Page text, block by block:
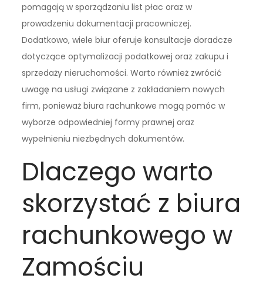
pomagają w sporządzaniu list płac oraz w
prowadzeniu dokumentacji pracowniczej.
Dodatkowo, wiele biur oferuje konsultacje doradcze
dotyczące optymalizacji podatkowej oraz zakupu i
sprzedaży nieruchomości. Warto również zwrócić
uwagę na usługi związane z zakładaniem nowych
firm, ponieważ biura rachunkowe mogą pomóc w
wyborze odpowiedniej formy prawnej oraz
wypełnieniu niezbędnych dokumentów.
Dlaczego warto
skorzystać z biura
rachunkowego w
Zamościu